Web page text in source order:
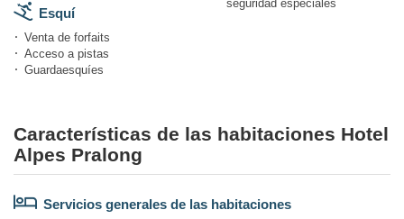
Esquí
Venta de forfaits
Acceso a pistas
Guardaesquíes
seguridad especiales
Características de las habitaciones Hotel
Alpes Pralong
Servicios generales de las habitaciones